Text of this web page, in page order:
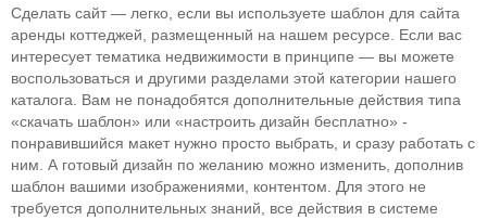
Сделать сайт — легко, если вы используете шаблон для сайта
аренды коттеджей, размещенный на нашем ресурсе. Если вас
интересует тематика недвижимости в принципе — вы можете
воспользоваться и другими разделами этой категории нашего
каталога. Вам не понадобятся дополнительные действия типа
«скачать шаблон» или «настроить дизайн бесплатно» -
понравившийся макет нужно просто выбрать, и сразу работать с
ним. А готовый дизайн по желанию можно изменить, дополнив
шаблон вашими изображениями, контентом. Для этого не
требуется дополнительных знаний, все действия в системе